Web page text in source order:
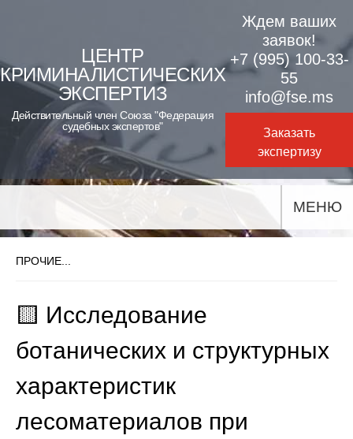
content
ЦЕНТР
КРИМИНАЛИСТИЧЕСКИХ
ЭКСПЕРТИЗ
Действительный член Союза "Федерация
судебных экспертов"
Ждем ваших
заявок!
+7 (995) 100-33-
55
info@fse.ms
Заказать
экспертизу
МЕНЮ
ПРОЧИЕ...
🟨 Исследование
ботанических и структурных
характеристик
лесоматериалов при